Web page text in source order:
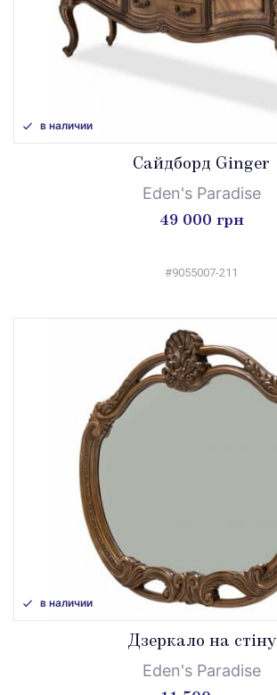
в наличии
Сайдборд Ginger
Eden's Paradise
49 000 грн
#9055007-211
в наличии
Дзеркало на стіну
Eden's Paradise